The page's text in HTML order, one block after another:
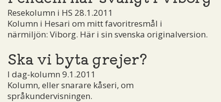
Resekolumn i HS 28.1.2011
Kolumn i Hesari om mitt favoritresmål i
närmiljön: Viborg. Här i sin svenska originalversion.
Ska vi byta grejer?
I dag-kolumn 9.1.2011
Kolumn, eller snarare kåseri, om
språkundervisningen.